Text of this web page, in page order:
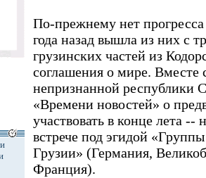
По-прежнему нет прогресса
года назад вышла из них с
грузинских частей из
соглашения о мире.
непризнанной республики
«Времени новостей» о
участвовать в конце лета --
встрече под эгидой
Грузии» (Германия,
Франция).